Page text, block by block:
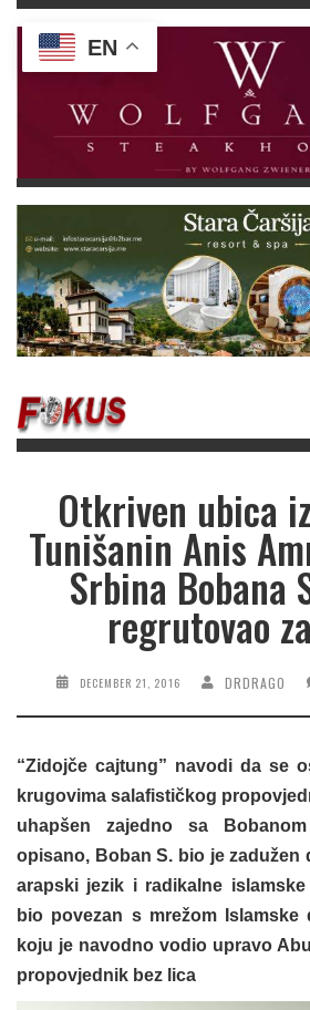
Otkriven ubica
Tunišanin Anis
Srbina Bobana
regrutovao
DECEMBER 21, 2016 DRDRAGO
“Zidojče cajtung” navodi da se
krugovima salafističkog
uhapšen zajedno sa
opisano, Boban S. bio je zadužen
arapski jezik i radikalne
bio povezan s mrežom Islamske
koju je navodno vodio upravo
propovjednik bez lica
EN